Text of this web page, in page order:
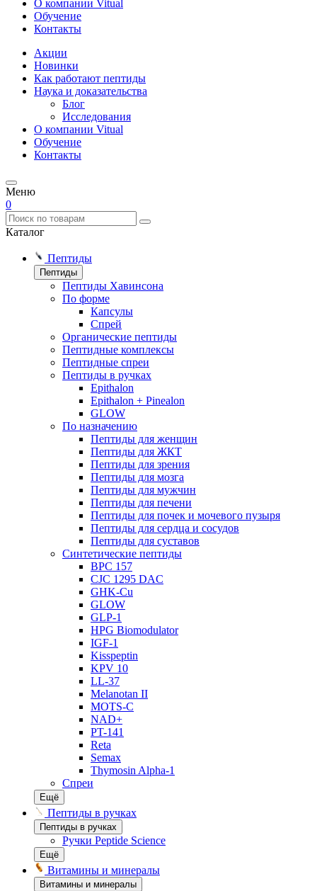
О компании Vitual
Обучение
Контакты
Акции
Новинки
Как работают пептиды
Наука и доказательства
Блог
Исследования
О компании Vitual
Обучение
Контакты
Меню
0
Каталог
Пептиды
Пептиды
Пептиды Хавинсона
По форме
Капсулы
Спрей
Органические пептиды
Пептидные комплексы
Пептидные спреи
Пептиды в ручках
Epithalon
Epithalon + Pinealon
GLOW
По назначению
Пептиды для женщин
Пептиды для ЖКТ
Пептиды для зрения
Пептиды для мозга
Пептиды для мужчин
Пептиды для печени
Пептиды для почек и мочевого пузыря
Пептиды для сердца и сосудов
Пептиды для суставов
Синтетические пептиды
BPC 157
CJC 1295 DAC
GHK-Cu
GLOW
GLP-1
HPG Biomodulator
IGF-1
Kisspeptin
KPV 10
LL-37
Melanotan II
MOTS-C
NAD+
PT-141
Reta
Semax
Thymosin Alpha-1
Спреи
Ещё
Пептиды в ручках
Пептиды в ручках
Ручки Peptide Science
Ещё
Витамины и минералы
Витамины и минералы